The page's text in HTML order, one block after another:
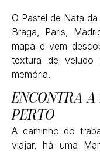
O Pastel de Nata
Braga, Paris,
mapa e vem
textura de
memória.
ENCONTRA
PERTO
A caminho do
viajar, há uma